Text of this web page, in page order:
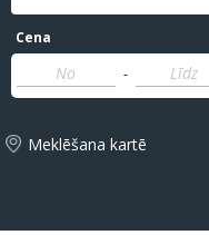
Cena
-
Meklēšana kartē